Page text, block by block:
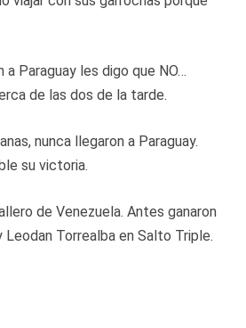
Paraguay les digo que NO…
de las dos de la tarde.
nunca llegaron a Paraguay.
su victoria.
de Venezuela. Antes ganaron
Torrealba en Salto Triple.